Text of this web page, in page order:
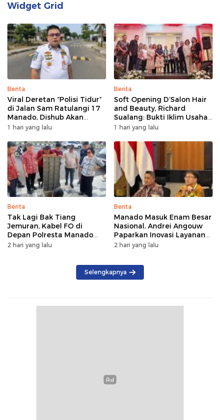
Widget Grid
Berita
Viral Deretan “Polisi Tidur”
di Jalan Sam Ratulangi 17
Manado, Dishub Akan
Musyawarahkan Solusi
1 hari yang lalu
Berita
Soft Opening D’Salon Hair
and Beauty, Richard
Sualang: Bukti Iklim Usaha
di Manado Terus
1 hari yang lalu
Berita
Tak Lagi Bak Tiang
Jemuran, Kabel FO di
Depan Polresta Manado
Ditata
2 hari yang lalu
Berita
Manado Masuk Enam Besar
Nasional, Andrei Angouw
Paparkan Inovasi Layanan
Investasi di Hadapan Tim
2 hari yang lalu
Selengkapnya